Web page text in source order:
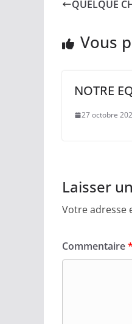
QUELQUE
Vous
NOTRE
27 octobre
Laisser
Votre adresse
Commentaire*